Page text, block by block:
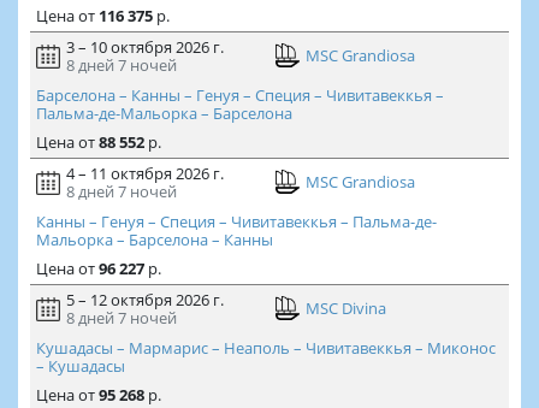
Ценаот 116 375р.
3 – 10 октября 2026 г.
8 дней 7 ночей
MSC Grandiosa
Барселона – Канны – Генуя – Специя – Чивитавеккья –
Пальма-де-Мальорка – Барселона
Ценаот88 552р.
4 – 11 октября 2026 г.
8 дней 7 ночей
MSC Grandiosa
Канны – Генуя – Специя – Чивитавеккья – Пальма-де-
Мальорка – Барселона – Канны
Ценаот96 227р.
5 – 12 октября 2026 г.
8 дней 7 ночей
MSC Divina
Кушадасы – Мармарис – Неаполь – Чивитавеккья – Миконос
– Кушадасы
Ценаот95 268р.